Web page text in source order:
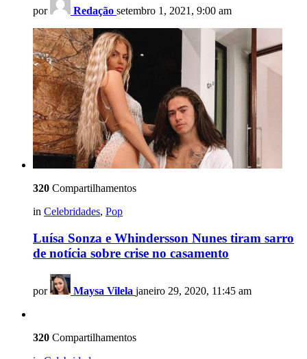
por Redação setembro 1, 2021, 9:00 am
320 Compartilhamentos
in Celebridades, Pop
Luísa Sonza e Whindersson Nunes tiram sarro
de notícia sobre crise no casamento
por Maysa Vilela janeiro 29, 2020, 11:45 am
320 Compartilhamentos